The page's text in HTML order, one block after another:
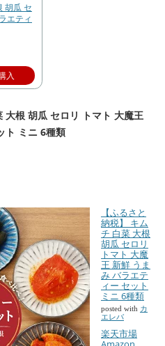
胡瓜 セ
エティ
入
大根 胡瓜 セロリ トマト 大魔王
ト ミニ 6種類
【ふるさと
納税】 キム
チ 白菜 大根
胡瓜 セロリ
トマト 大魔
王 新鮮 うま
み バラエテ
ィー セット
ミニ 6種類
posted with カ
エレバ
楽天市場